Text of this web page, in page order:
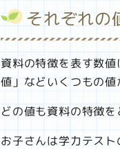
それぞれの
資料の特徴を表す数
値」などいくつもの値
どの値も資料の特徴を
お子さんは学力テス